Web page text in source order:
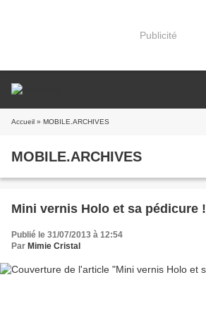
Publicité
Accueil » MOBILE.ARCHIVES
MOBILE.ARCHIVES
Mini vernis Holo et sa pédicure !
Publié le 31/07/2013 à 12:54
Par Mimie Cristal